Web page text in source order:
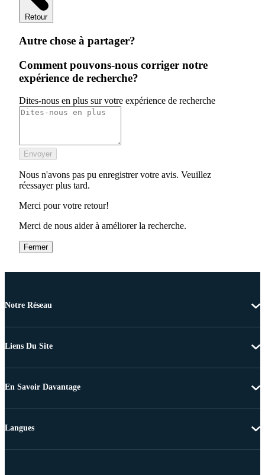
Retour
Autre chose à partager?
Comment pouvons-nous corriger notre
expérience de recherche?
Dites-nous en plus sur votre expérience de recherche
Envoyer
Nous n'avons pas pu enregistrer votre avis. Veuillez
réessayer plus tard.
Merci pour votre retour!
Merci de nous aider à améliorer la recherche.
Fermer
Notre Réseau
Liens Du Site
En Savoir Davantage
Langues